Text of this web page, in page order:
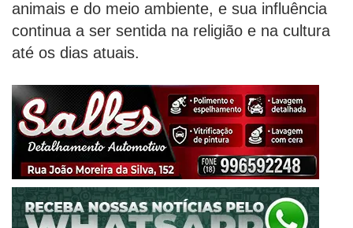
animais e do meio ambiente, e sua influência
continua a ser sentida na religião e na cultura
até os dias atuais.